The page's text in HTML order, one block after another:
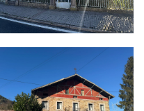
VILLACHICA - SAGARRARTE